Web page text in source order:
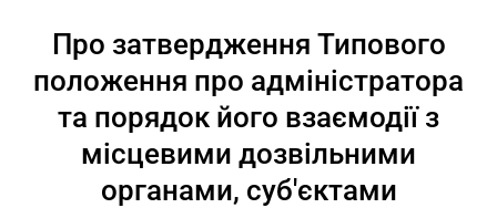
Про затвердження Типового
положення про адміністратора
та порядок його взаємодії з
місцевими дозвільними
органами, суб'єктами